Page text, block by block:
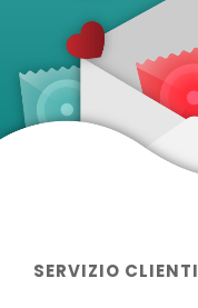
SERVIZIO CLIENTI